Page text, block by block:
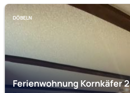
DÖBELN
Ferienwohnung Kornkäfer 2